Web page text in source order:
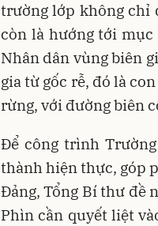
trường lớp không chỉ
còn là hướng tới mục
Nhân dân vùng biên
gia từ gốc rễ, đó là
rừng, với đường biên
Để công trình
thành hiện thực, góp
Đảng, Tổng Bí thư đề
Phìn cần quyết liệt